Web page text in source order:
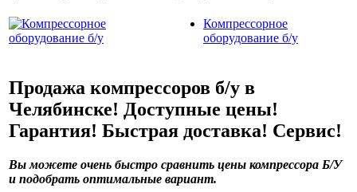
Компрессорное
оборудование б/у
Продажа компрессоров б/у в
Челябинске! Доступные цены!
Гарантия! Быстрая доставка! Сервис!
Вы можете очень быстро сравнить цены компрессора Б/У
и подобрать оптимальные вариант.